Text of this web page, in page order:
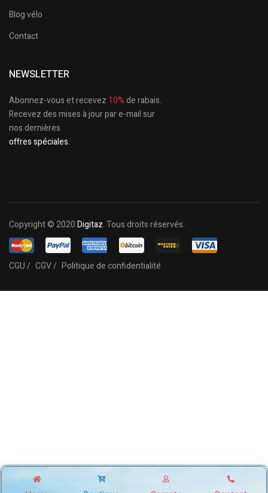
Blog vélo
Contact
NEWSLETTER
Abonnez-vous et recevez 10%de rabais.
Recevez des mises à jour par e-mail sur
nos dernières
offres spéciales.
Copyright © 2020Digitaz. Tous droits réservés.
CGU / CGV / Politique de confidentialité